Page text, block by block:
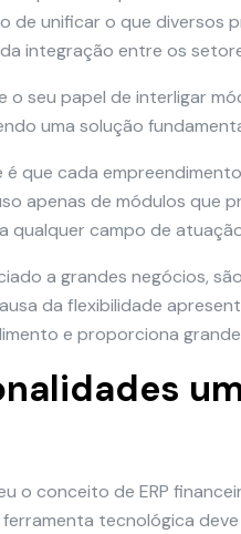
de unificar o que
integração entre os
o seu papel de interligar
uma solução
que cada
apenas de módulos que
qualquer campo de
a grandes negócios,
da flexibilidade
e proporciona
o conceito de ERP
tecnológica